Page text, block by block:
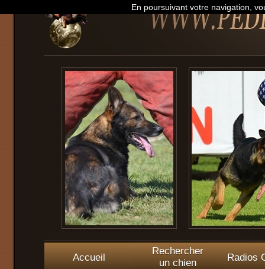
Accueil
Rechercher
un chien
Radios
En poursuivant votre navigation,